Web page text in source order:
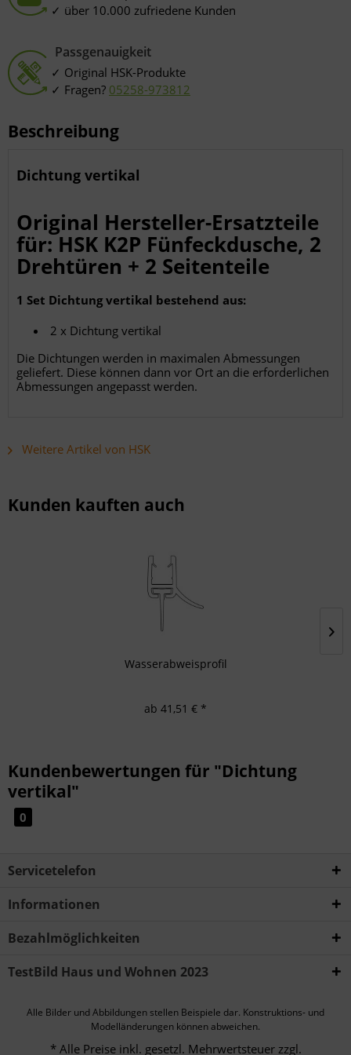
über 10.000 zufriedene Kunden
Passgenauigkeit
Original HSK-Produkte
Fragen? 05258-973812
Beschreibung
Dichtung vertikal
Original Hersteller-Ersatzteile
für: HSK K2P Fünfeckdusche, 2
Drehtüren + 2 Seitenteile
1 Set Dichtung vertikal bestehend aus:
2 x Dichtung vertikal
Die Dichtungen werden in maximalen Abmessungen
geliefert. Diese können dann vor Ort an die erforderlichen
Abmessungen angepasst werden.
Weitere Artikel von HSK
Kunden kauften auch
Wasserabweisprofil
ab 41,51 € *
Kundenbewertungen für "Dichtung
vertikal"
0
Servicetelefon
Informationen
Bezahlmöglichkeiten
TestBild Haus und Wohnen 2023
Alle Bilder und Abbildungen stellen Beispiele dar. Konstruktions- und
Modelländerungen können abweichen.
* Alle Preise inkl. gesetzl. Mehrwertsteuer zzgl.